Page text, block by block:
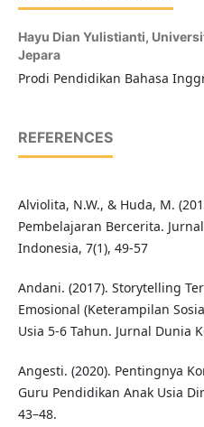
Hayu Dian Yulistianti,
Jepara
Prodi Pendidikan Bahasa
REFERENCES
Alviolita, N.W., & Huda, M.
Pembelajaran Bercerita.
Indonesia, 7(1), 49-57
Andani. (2017). Storytelling
Emosional (Keterampilan
Usia 5-6 Tahun. Jurnal Dunia
Angesti. (2020). Pentingnya
Guru Pendidikan Anak Usia
43–48.